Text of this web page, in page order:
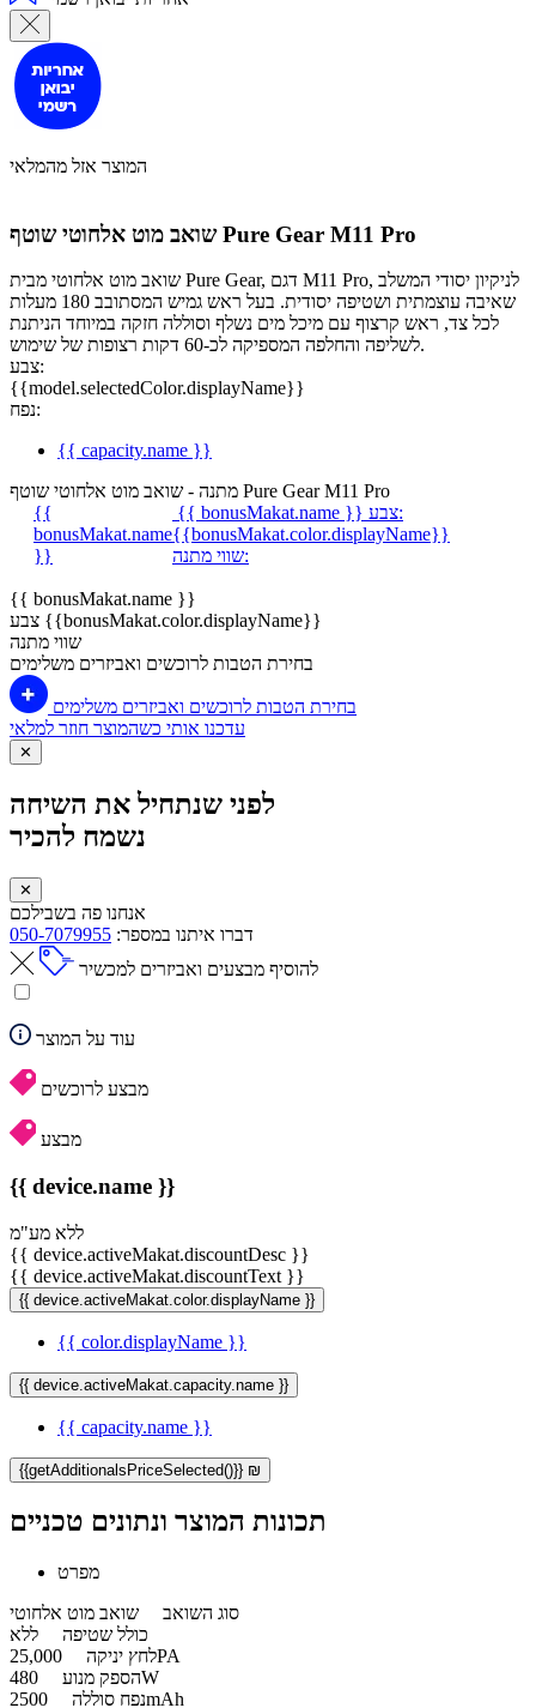
המוצר אזל מהמלאי
שואב מוט אלחוטי שוטף Pure Gear M11 Pro
שואב מוט אלחוטי מבית Pure Gear, דגם M11 Pro, לניקיון יסודי המשלב
שאיבה עוצמתית ושטיפה יסודית. בעל ראש גמיש המסתובב 180 מעלות
לכל צד, ראש קרצוף עם מיכל מים נשלף וסוללה חזקה במיוחד הניתנת
לשליפה והחלפה המספיקה לכ-60 דקות רצופות של שימוש.
צבע:
{{model.selectedColor.displayName}}
נפח:
{{ capacity.name }}
מתנה - שואב מוט אלחוטי שוטף Pure Gear M11 Pro
{{
bonusMakat.name
}}
{{ bonusMakat.name }}
צבע:
{{bonusMakat.color.displayName}}
שווי מתנה:
{{ bonusMakat.name }}
צבע {{bonusMakat.color.displayName}}
שווי מתנה
בחירת הטבות לרוכשים ואביזרים משלימים
בחירת הטבות לרוכשים ואביזרים משלימים
עדכנו אותי כשהמוצר חוזר למלאי
✕
לפני שנתחיל את השיחה
נשמח להכיר
✕
אנחנו פה בשבילכם
דברו איתנו במספר: 050-7079955
להוסיף מבצעים ואביזרים למכשיר
עוד על המוצר
מבצע לרוכשים
מבצע
{{ device.name }}
ללא מע"מ
{{ device.activeMakat.discountDesc }}
{{ device.activeMakat.discountText }}
{{ device.activeMakat.color.displayName }}
{{ color.displayName }}
{{ device.activeMakat.capacity.name }}
{{ capacity.name }}
{{getAdditionalsPriceSelected()}} ₪
תכונות המוצר ונתונים טכניים
מפרט
סוג השואב שואב מוט אלחוטי
כולל שטיפה ללא
לחץ יניקה25,000PA
הספק מנוע480W
נפח סוללה2500mAh